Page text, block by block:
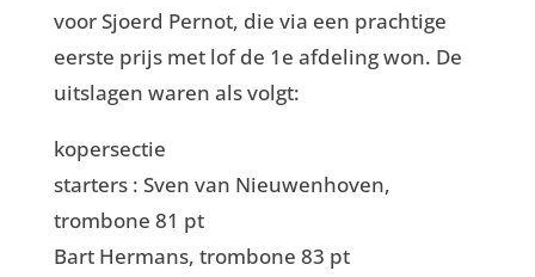
voor Sjoerd Pernot, die via een prachtige
eerste prijs met lof de 1e afdeling won. De
uitslagen waren als volgt:
kopersectie
starters : Sven van Nieuwenhoven,
trombone 81 pt
Bart Hermans, trombone 83 pt